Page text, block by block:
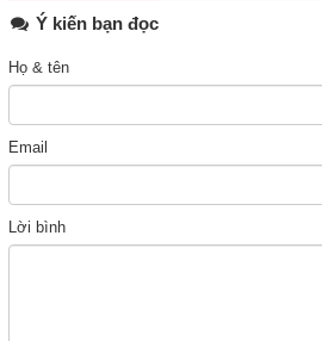
Ý kiến bạn đọc
Họ & tên
Email
Lời bình